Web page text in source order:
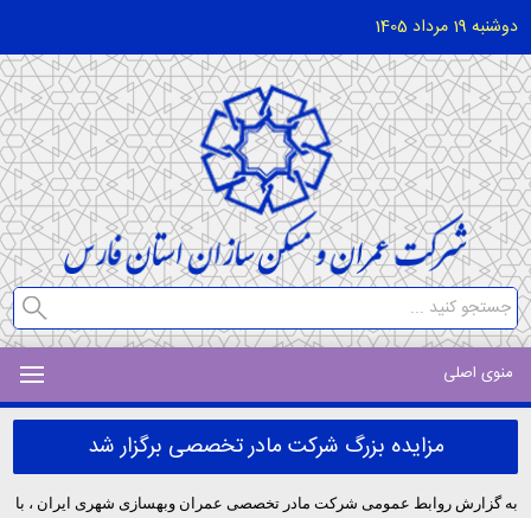
دوشنبه 19 مرداد 1405
منوی اصلی
مزایده بزرگ شرکت مادر تخصصی برگزار شد
به گزارش روابط عمومی شرکت مادر تخصصی عمران وبهسازی شهری ایران ، با